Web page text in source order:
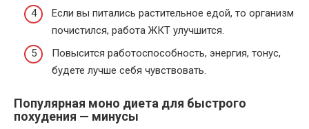
Если вы питались растительное едой, то организм
почистился, работа ЖКТ улучшится.
Повысится работоспособность, энергия, тонус,
будете лучше себя чувствовать.
Популярная моно диета для быстрого
похудения — минусы